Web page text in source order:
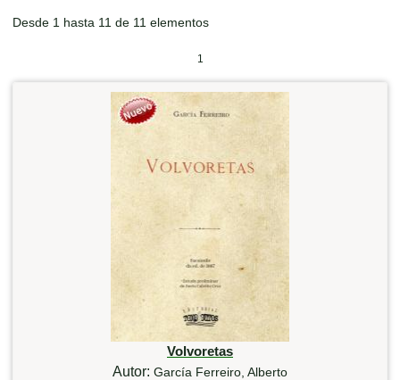
Desde 1 hasta 11 de 11 elementos
1
Volvoretas
Autor: García Ferreiro, Alberto